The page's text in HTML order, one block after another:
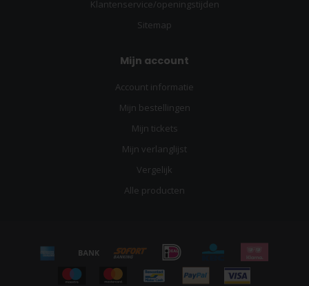
Klantenservice/openingstijden
Sitemap
Mijn account
Account informatie
Mijn bestellingen
Mijn tickets
Mijn verlanglijst
Vergelijk
Alle producten